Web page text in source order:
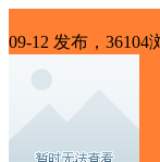
09-12 发布，36104